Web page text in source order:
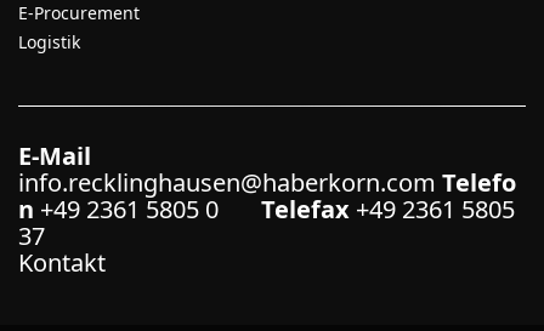
E-Procurement
Logistik
E-Mail
info.recklinghausen@haberkorn.com Telefo
n +49 2361 5805 0 Telefax +49 2361 5805
37
Kontakt